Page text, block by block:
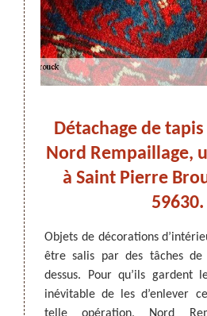
ARTISAN DEZITTER,
CANNAGE -
sont
Détachage de
Nord Rempaillage,
à Saint Pierre
59630.
Objets de décorations
être salis par des tâches de
dessus. Pour qu’ils
inévitable de les d’enlever